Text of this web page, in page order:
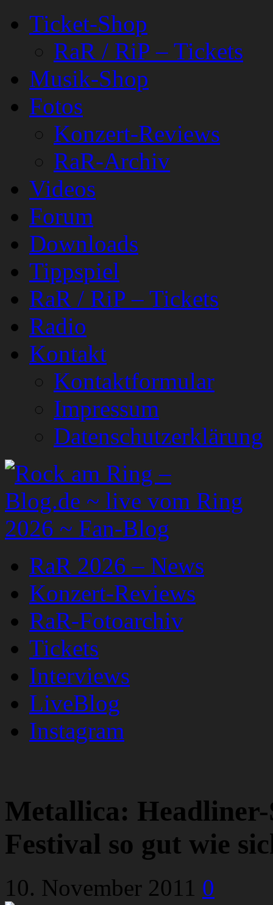
Ticket-Shop
RaR / RiP – Tickets
Musik-Shop
Fotos
Konzert-Reviews
RaR-Archiv
Videos
Forum
Downloads
Tippspiel
RaR / RiP – Tickets
Radio
Kontakt
Kontaktformular
Impressum
Datenschutzerklärung
RaR 2026 – News
Konzert-Reviews
RaR-Fotoarchiv
Tickets
Interviews
LiveBlog
Instagram
Metallica:
Festival so gut wie
10. November 2011 0